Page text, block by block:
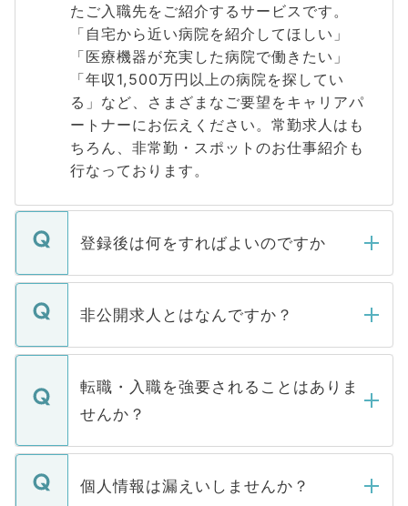
たご入職先をご紹介するサービスです。
「自宅から近い病院を紹介してほしい」
「医療機器が充実した病院で働きたい」
「年収1,500万円以上の病院を探してい
る」など、さまざまなご要望をキャリアパ
ートナーにお伝えください。常勤求人はも
ちろん、非常勤・スポットのお仕事紹介も
行なっております。
登録後は何をすればよいのですか
ご登録いただきましたら、弊社担当者がご
登録内容を確認し、その後メールもしくは
ます。通常、5営業日以内にはご連絡をせて
いただきますので、しばらくお待ちくださ
い。
非公開求人とはなんですか？
マイナビDOCTORで取り扱っている求人の
うち約3割は、Webサイトからご覧いただ
けない「非公開求人」です。非公開求人は
下記の理由によって、一般には公開してい
ません。
■応募殺到を避けるため 人気のある医療機
転職・入職を強要されることはありま
せんか？
転職・入職を強要することは一切ありませ
ん。また、仮に応募先から内定をいただい
個人情報は漏えいしませんか？